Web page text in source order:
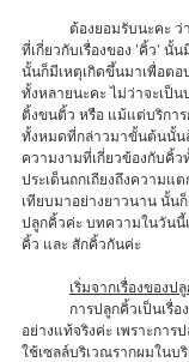
ที่เกี่ยวกับเรื่องของ 'คิ้ว' นั้
นั้นก็มีเหตุเกิดขึ้นมาเพื่อตอ
ทั้งหลายนะคะ ไม่ว่าจะเป็
ติ้งขนติ้ว หรือ แม้แต่บริกา
ทั้งหมดที่กล่าวมาขั้นต้นนั้น
ความงามที่เกี่ยวข้องกับคิ้
ประเด็นถกเถียงถึงความแ
เทียบมาอย่างยาวนาน นั้น
ปลูกคิ้วค่ะ บทความในวันนี้
คิ้ว และ สักคิ้วกันค่ะ
เริ่มจากเรื่องของป
อย่างแท้จริงค่ะ เพราะกา
ใช้เซลล์บริเวณรากผมใน